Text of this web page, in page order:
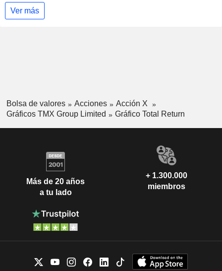
Ver más
Bolsa de valores Acciones
Acción X
Gráficos TMX Group Limited
Gráfico Total Return
Más de 20 años
a tu lado
+ 1.300.000
miembros